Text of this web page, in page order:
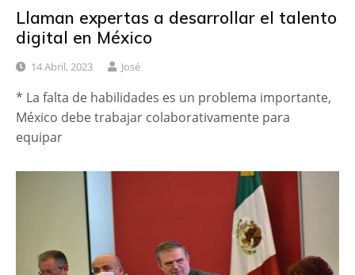
Llaman expertas a desarrollar el talento
digital en México
14 Abril, 2023 José
* La falta de habilidades es un problema importante,
México debe trabajar colaborativamente para
equipar